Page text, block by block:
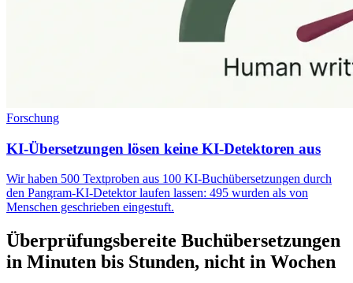
Forschung
KI-Übersetzungen lösen keine KI-Detektoren aus
Wir haben 500 Textproben aus 100 KI-Buchübersetzungen durch
den Pangram-KI-Detektor laufen lassen: 495 wurden als von
Menschen geschrieben eingestuft.
Überprüfungsbereite Buchübersetzungen
in Minuten bis Stunden, nicht in Wochen